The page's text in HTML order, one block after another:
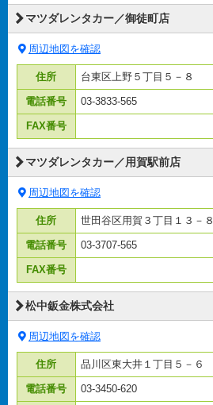
マツダレンタカー／御徒町店
周辺地図を確認
住所 台東区上野５丁目５－８
電話番号 03-3833-565
FAX番号
マツダレンタカー／用賀駅前店
周辺地図を確認
住所 世田谷区用賀３丁目１３－８
電話番号 03-3707-565
FAX番号
松中鈑金株式会社
周辺地図を確認
住所 品川区東大井１丁目５－６
電話番号 03-3450-620